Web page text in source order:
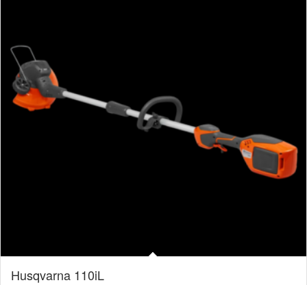
Husqvarna 110iL